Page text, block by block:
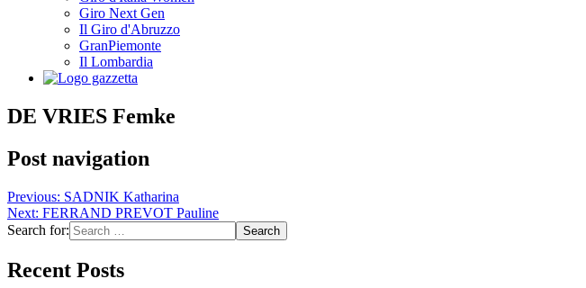
Giro Next Gen
Il Giro d'Abruzzo
GranPiemonte
Il Lombardia
DE VRIES Femke
Post navigation
Previous: SADNIK Katharina
Next: FERRAND PREVOT Pauline
Search for:
Recent Posts